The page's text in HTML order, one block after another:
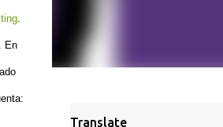
.
En
Translate